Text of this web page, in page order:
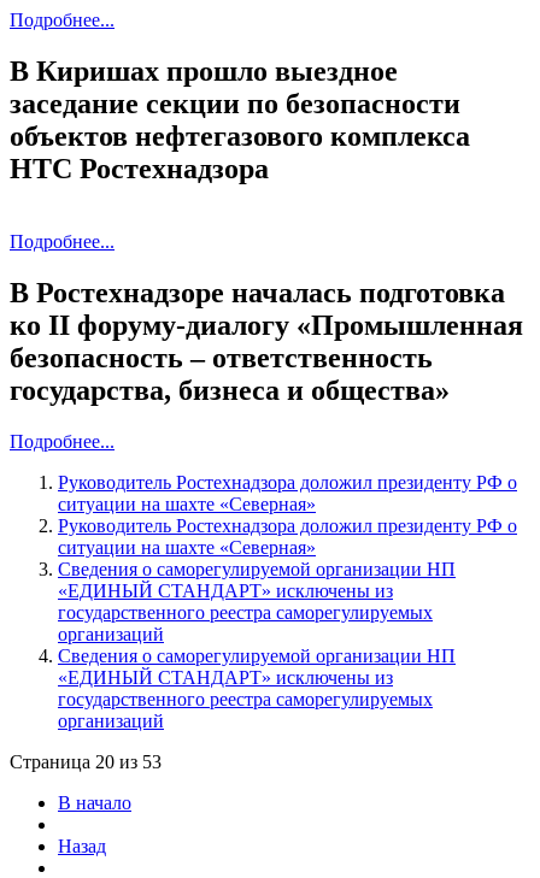
Подробнее...
В Киришах прошло выездное
заседание секции по безопасности
объектов нефтегазового комплекса
НТС Ростехнадзора
Подробнее...
В Ростехнадзоре началась подготовка
ко II форуму-диалогу «Промышленная
безопасность – ответственность
государства, бизнеса и общества»
Подробнее...
Руководитель Ростехнадзора доложил президенту РФ о
ситуации на шахте «Северная»
Руководитель Ростехнадзора доложил президенту РФ о
ситуации на шахте «Северная»
Сведения о саморегулируемой организации НП
«ЕДИНЫЙ СТАНДАРТ» исключены из
государственного реестра саморегулируемых
организаций
Сведения о саморегулируемой организации НП
«ЕДИНЫЙ СТАНДАРТ» исключены из
государственного реестра саморегулируемых
организаций
Страница 20 из 53
В начало
Назад